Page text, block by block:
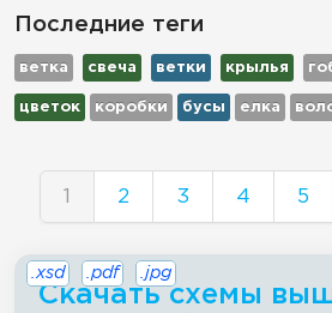
Последние теги
ветка свеча ветки крылья
цветок коробки бусы елка
1 2 3 4 5
Скачать схемы
.xsd .pdf .jpg